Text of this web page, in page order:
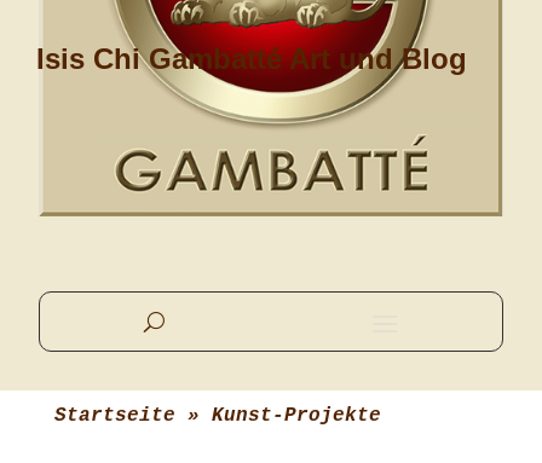
Isis Chi Gambatté Art und Blog
Startseite » Kunst-Projekte